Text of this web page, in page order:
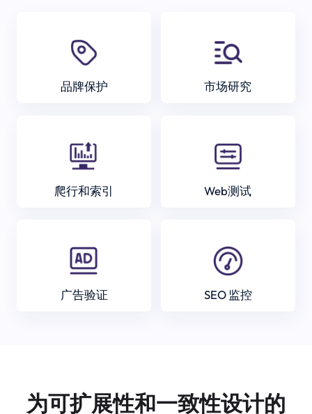
品牌保护 市场研究
爬行和索引 Web测试
广告验证 SEO 监控
为可扩展性和一致性设计的